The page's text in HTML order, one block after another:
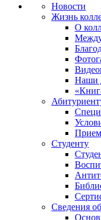
Новости
Жизнь
О
Наши
Студенту
Сведения